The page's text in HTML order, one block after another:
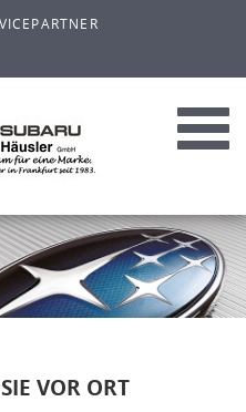
VOR ORT